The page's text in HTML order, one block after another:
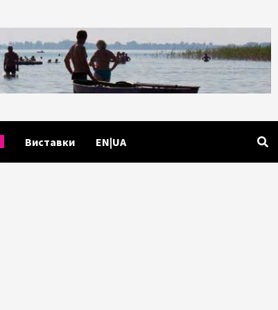
Виставки EN|UA